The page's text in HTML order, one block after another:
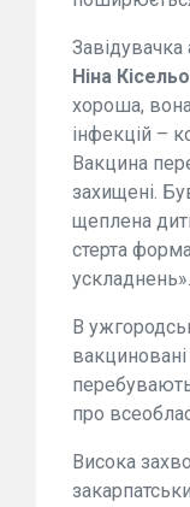
Ніна
хороша,
інфекцій –
Вакцина
захищені.
щеплена
стерта
ускладнень».
В
про
Висока